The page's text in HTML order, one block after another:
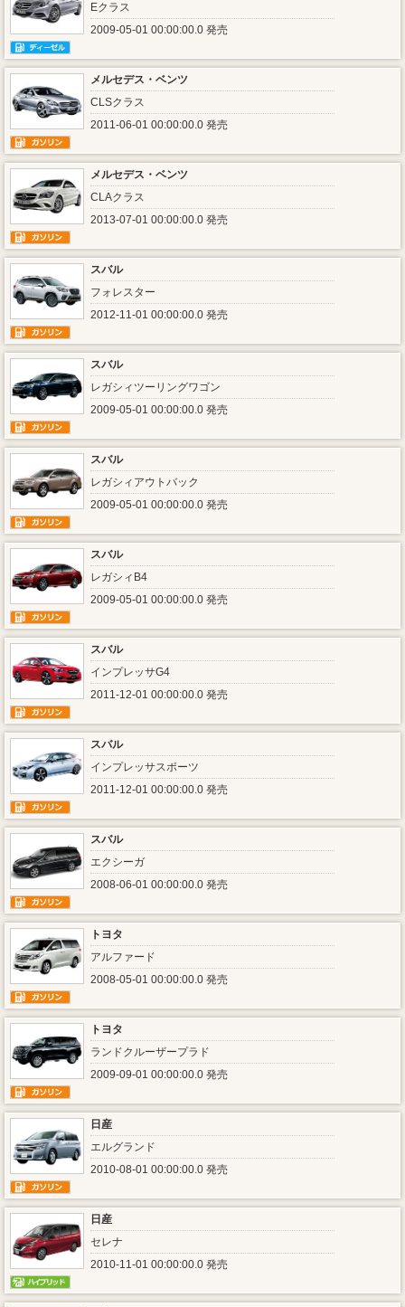
Eクラス
2009-05-01 00:00:00.0 発売
メルセデス・ベンツ
CLSクラス
2011-06-01 00:00:00.0 発売
メルセデス・ベンツ
CLAクラス
2013-07-01 00:00:00.0 発売
スバル
フォレスター
2012-11-01 00:00:00.0 発売
スバル
レガシィツーリングワゴン
2009-05-01 00:00:00.0 発売
スバル
レガシィアウトバック
2009-05-01 00:00:00.0 発売
スバル
レガシィB4
2009-05-01 00:00:00.0 発売
スバル
インプレッサG4
2011-12-01 00:00:00.0 発売
スバル
インプレッサスポーツ
2011-12-01 00:00:00.0 発売
スバル
エクシーガ
2008-06-01 00:00:00.0 発売
トヨタ
アルファード
2008-05-01 00:00:00.0 発売
トヨタ
ランドクルーザープラド
2009-09-01 00:00:00.0 発売
日産
エルグランド
2010-08-01 00:00:00.0 発売
日産
セレナ
2010-11-01 00:00:00.0 発売